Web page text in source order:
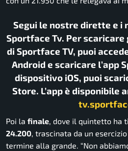
Segui le nostre dirette e i
Sportface Tv. Per
di Sportface TV, puoi
Android e scaricare l’app
dispositivo iOS, puoi
Store. L’app è disponibile
Poi la finale, dove il quintetto ha
24.200, trascinata da un
termine alla grande. “Non